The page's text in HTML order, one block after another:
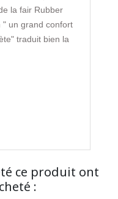
la fair Rubber
" un grand confort
traduit bien la
ce produit ont
: